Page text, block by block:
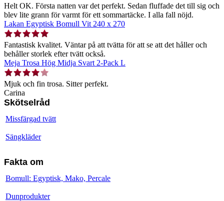
Helt OK. Första natten var det perfekt. Sedan fluffade det till sig och
blev lite grann för varmt för ett sommartäcke. I alla fall nöjd.
Lakan Egyptisk Bomull Vit 240 x 270
Fantastisk kvalitet. Väntar på att tvätta för att se att det håller och
behåller storlek efter tvätt också.
Meja Trosa Hög Midja Svart 2-Pack L
Mjuk och fin trosa. Sitter perfekt.
Carina
Skötselråd
Missfärgad tvätt
Sängkläder
Fakta om
Bomull: Egyptisk, Mako, Percale
Dunprodukter